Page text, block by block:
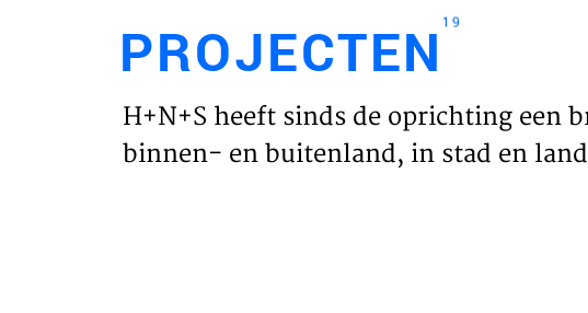
HOME
PROJECTEN 19
H+N+S heeft sinds de oprichting een
binnen- en buitenland, in stad en